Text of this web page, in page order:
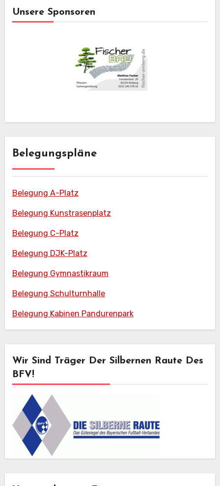
Unsere Sponsoren
Belegungspläne
Belegung A-Platz
Belegung Kunstrasenplatz
Belegung C-Platz
Belegung DJK-Platz
Belegung Gymnastikraum
Belegung Schulturnhalle
Belegung Kabinen Pandurenpark
Wir Sind Träger Der Silbernen Raute Des
BFV!